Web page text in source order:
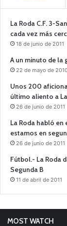
La Roda C.F. 3-
cada vez más
18 de junio de 2011
A un minuto de la
22 de mayo de
Unos 200
último aliento a
26 de junio de 2011
La Roda habló en
estamos en
26 de junio de 2011
Fútbol.- La Roda
Segunda B
11 de abril de 2011
MOST WATCH